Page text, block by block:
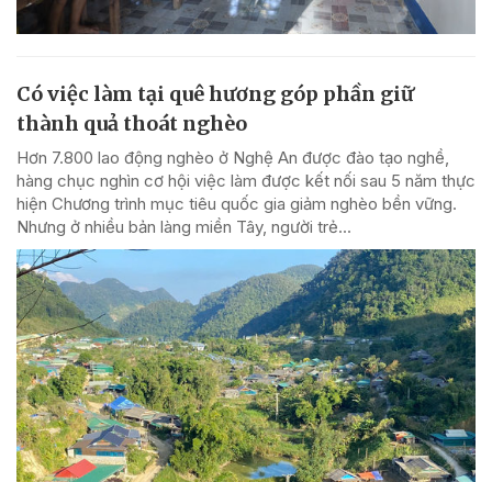
Có việc làm tại quê hương góp phần giữ
thành quả thoát nghèo
Hơn 7.800 lao động nghèo ở Nghệ An được đào tạo nghề,
hàng chục nghìn cơ hội việc làm được kết nối sau 5 năm thực
hiện Chương trình mục tiêu quốc gia giảm nghèo bền vững.
Nhưng ở nhiều bản làng miền Tây, người trẻ...